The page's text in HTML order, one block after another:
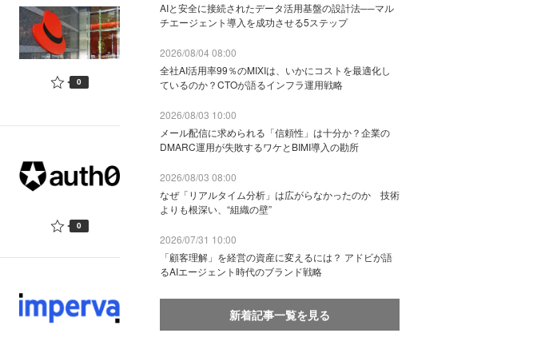
0
0
AIと安全に接続されたデータ活用基盤の設計法──マル
チエージェント導入を成功させる5ステップ
2026/08/04 08:00
全社AI活用率99％のMIXIは、いかにコストを最適化し
ているのか？CTOが語るインフラ運用戦略
2026/08/03 10:00
メール配信に求められる「信頼性」は十分か？企業の
DMARC運用が失敗するワケとBIMI導入の勘所
2026/08/03 08:00
なぜ「リアルタイム分析」は広がらなかったのか 技術
よりも根深い、“組織の壁”
2026/07/31 10:00
「顧客理解」を経営の資産に変えるには？ アドビが語
るAIエージェント時代のブランド戦略
新着記事一覧を見る